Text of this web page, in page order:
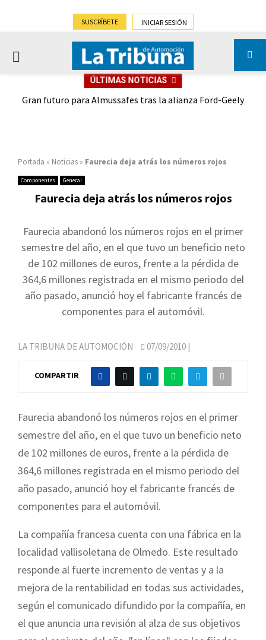
SUSCRÍBETE INICIAR SESIÓN
PRIMARY
ÚLTIMAS NOTICIAS
Gran futuro para Almussafes tras la alianza Ford-Geely
Portada » Noticias » Faurecia deja atrás los números rojos
Componentes General
Faurecia deja atrás los números rojos
Faurecia abandonó los números rojos en el primer
semestre del año, en el que tuvo un beneficio neto
de 102 millones de euros, frente a la pérdida de
364,6 millones registrada en el mismo periodo del
año pasado, anunció hoy el fabricante francés de
componentes para el automóvil.
LA TRIBUNA DE AUTOMOCIÓN 07/09/2010 |
COMPARTIR
Faurecia abandonó los números rojos en el primer
semestre del año, en el que tuvo un beneficio neto
de 102 millones de euros, frente a la pérdida de
364,6 millones registrada en el mismo periodo del
año pasado, anunció hoy el fabricante francés de
componentes para el automóvil.
La compañía francesa cuenta con una fábrica en la
localidad vallisoletana de Olmedo. Este resultado
responde al fuerte incremento de ventas y a la
mejora de la rentabilidad en todas sus actividades,
según el comunicado difundido por la compañía, en
el que anuncia una revisión al alza de sus objetivos